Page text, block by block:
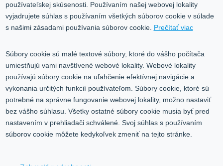
Služby
Kontakt
Blog
Kontakt
Volgogradská 9, 08001 Prešov
0917 353 303
predajna@inco-ag.sk
používateľskej skúsenosti. Používaním našej webovej lokality
vyjadrujete súhlas s používaním všetkých súborov cookie v súlade
s našimi zásadami používania súborov cookie. Prečítať viac
Súbory cookie sú malé textové súbory, ktoré do vášho počítača
umiestňujú vami navštívené webové lokality. Webové lokality
používajú súbory cookie na uľahčenie efektívnej navigácie a
vykonania určitých funkcií používateľom. Súbory cookie, ktoré sú
potrebné na správne fungovanie webovej lokality, možno nastaviť
bez vášho súhlasu. Všetky ostatné súbory cookie musia byť pred
nastavením v prehliadači schválené. Svoj súhlas s používaním
súborov cookie môžete kedykoľvek zmeniť na tejto stránke.